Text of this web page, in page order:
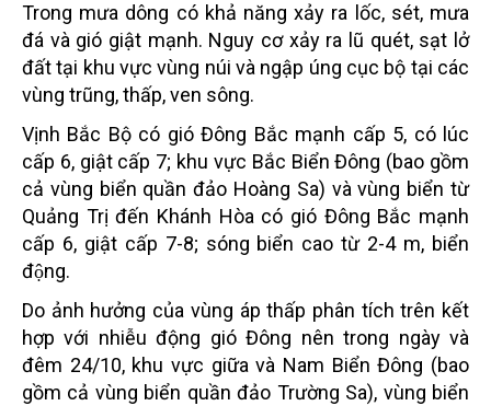
Trong mưa dông có khả năng xảy ra lốc, sét, mưa
đá và gió giật mạnh. Nguy cơ xảy ra lũ quét, sạt lở
đất tại khu vực vùng núi và ngập úng cục bộ tại các
vùng trũng, thấp, ven sông.
Vịnh Bắc Bộ có gió Đông Bắc mạnh cấp 5, có lúc
cấp 6, giật cấp 7; khu vực Bắc Biển Đông (bao gồm
cả vùng biển quần đảo Hoàng Sa) và vùng biển từ
Quảng Trị đến Khánh Hòa có gió Đông Bắc mạnh
cấp 6, giật cấp 7-8; sóng biển cao từ 2-4 m, biển
động.
Do ảnh hưởng của vùng áp thấp phân tích trên kết
hợp với nhiễu động gió Đông nên trong ngày và
đêm 24/10, khu vực giữa và Nam Biển Đông (bao
gồm cả vùng biển quần đảo Trường Sa), vùng biển